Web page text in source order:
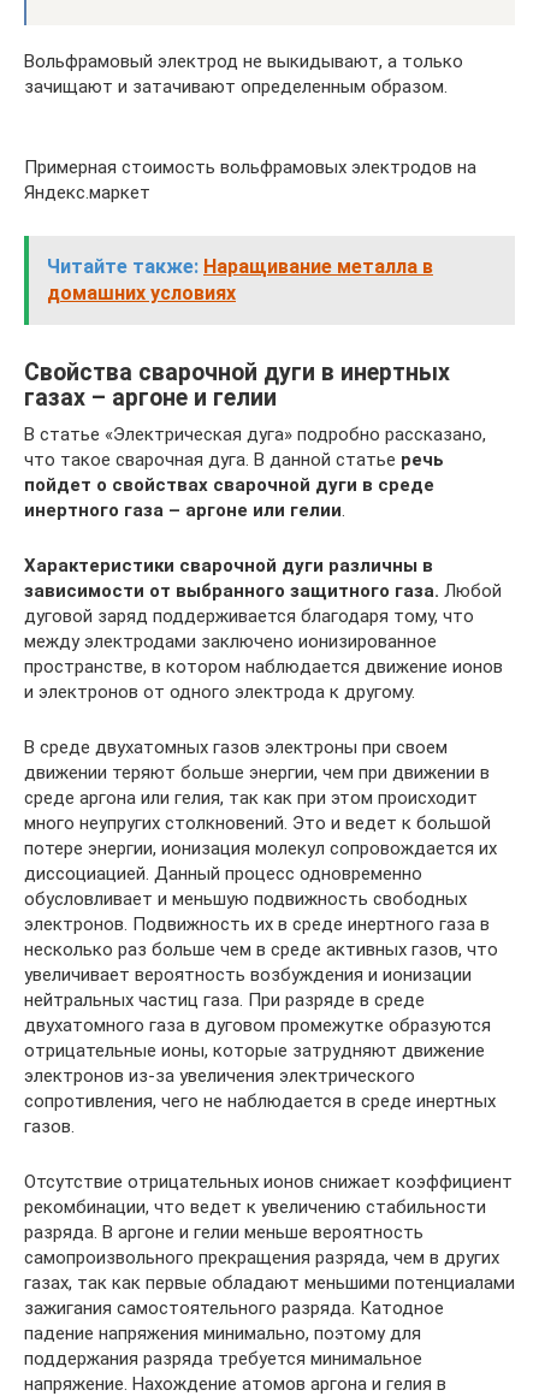
Вольфрамовый электрод не выкидывают, а только
зачищают и затачивают определенным образом.
Примерная стоимость вольфрамовых электродов на
Яндекс.маркет
Читайте также: Наращивание металла в
домашних условиях
Свойства сварочной дуги в инертных
газах – аргоне и гелии
В статье «Электрическая дуга» подробно рассказано,
что такое сварочная дуга. В данной статье речь
пойдет о свойствах сварочной дуги в среде
инертного газа – аргоне или гелии
Характеристики сварочной дуги различны в
зависимости от выбранного защитного газа. Любой
дуговой заряд поддерживается благодаря тому, что
между электродами заключено ионизированное
пространстве, в котором наблюдается движение ионов
и электронов от одного электрода к другому.
В среде двухатомных газов электроны при своем
движении теряют больше энергии, чем при движении в
среде аргона или гелия, так как при этом происходит
много неупругих столкновений. Это и ведет к большой
потере энергии, ионизация молекул сопровождается их
диссоциацией. Данный процесс одновременно
обусловливает и меньшую подвижность свободных
электронов. Подвижность их в среде инертного газа в
несколько раз больше чем в среде активных газов, что
увеличивает вероятность возбуждения и ионизации
нейтральных частиц газа. При разряде в среде
двухатомного газа в дуговом промежутке образуются
отрицательные ионы, которые затрудняют движение
электронов из-за увеличения электрического
сопротивления, чего не наблюдается в среде инертных
газов.
Отсутствие отрицательных ионов снижает коэффициент
рекомбинации, что ведет к увеличению стабильности
разряда. В аргоне и гелии меньше вероятность
самопроизвольного прекращения разряда, чем в других
газах, так как первые обладают меньшими потенциалами
зажигания самостоятельного разряда. Катодное
падение напряжения минимально, поэтому для
поддержания разряда требуется минимальное
напряжение. Нахождение атомов аргона и гелия в